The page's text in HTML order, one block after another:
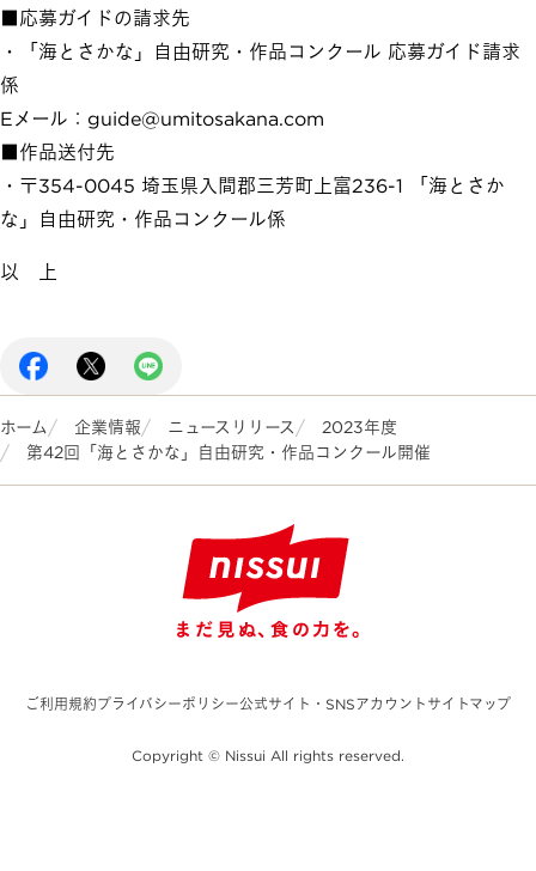
■応募ガイドの請求先
・「海とさかな」自由研究・作品コンクール 応募ガイド請求
係
Eメール：guide@umitosakana.com
■作品送付先
・〒354-0045 埼玉県入間郡三芳町上富236-1 「海とさか
な」自由研究・作品コンクール係
以 上
ホーム 企業情報 ニュースリリース
2023年度
第42回「海とさかな」自由研究・作品コンクール開催
ご利用規約プライバシーポリシー公式サイト・SNSアカウント サイトマップ
Copyright © Nissui All rights reserved.